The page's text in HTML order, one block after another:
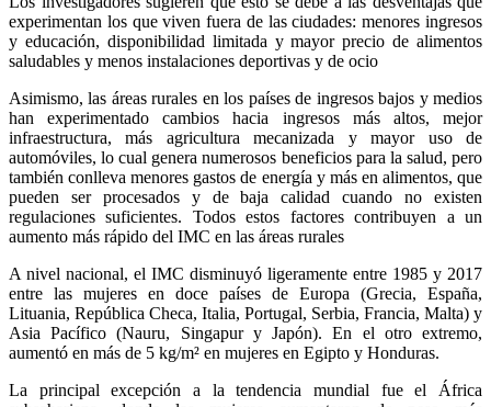
experimentan los que viven fuera de las ciudades: menores ingresos
y educación, disponibilidad limitada y mayor precio de alimentos
saludables y menos instalaciones deportivas y de ocio
Asimismo, las áreas rurales en los países de ingresos bajos y medios
han experimentado cambios hacia ingresos más altos, mejor
infraestructura, más agricultura mecanizada y mayor uso de
automóviles, lo cual genera numerosos beneficios para la salud, pero
también conlleva menores gastos de energía y más en alimentos, que
pueden ser procesados ​​y de baja calidad cuando no existen
regulaciones suficientes. Todos estos factores contribuyen a un
aumento más rápido del IMC en las áreas rurales
A nivel nacional, el IMC disminuyó ligeramente entre 1985 y 2017
entre las mujeres en doce países de Europa (Grecia, España,
Lituania, República Checa, Italia, Portugal, Serbia, Francia, Malta) y
Asia Pacífico (Nauru, Singapur y Japón). En el otro extremo,
aumentó en más de 5 kg/m² en mujeres en Egipto y Honduras.
La principal excepción a la tendencia mundial fue el África